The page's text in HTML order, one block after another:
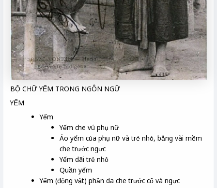
BỘ CHỮ YẾM TRONG NGÔN NGỮ
YẾM
Yếm
Yếm che vú phụ nữ
Áo yếm của phụ nữ và trẻ nhỏ, bằng vài mềm
che trước ngực
Yếm dãi trẻ nhỏ
Quần yếm
Yếm (động vật) phần da che trước cổ và ngực